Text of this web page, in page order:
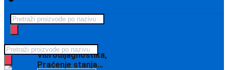
Vibrodijagnostika,
Praćenje stanja…
Products
search
Products
search